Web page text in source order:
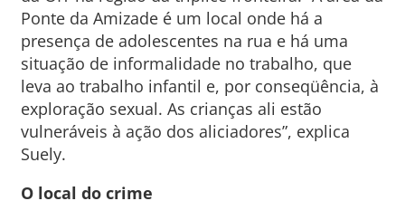
Ponte da Amizade é um local onde há a
presença de adolescentes na rua e há uma
situação de informalidade no trabalho, que
leva ao trabalho infantil e, por conseqüência, à
exploração sexual. As crianças ali estão
vulneráveis à ação dos aliciadores”, explica
Suely.
O local do crime